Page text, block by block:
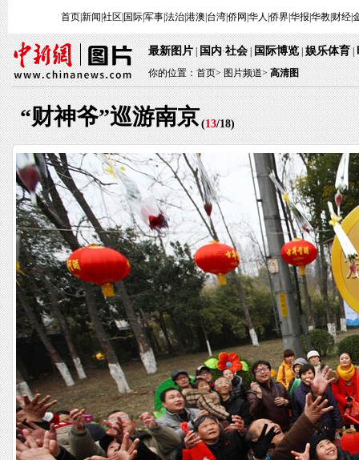
首页|新闻 社区 国际|军事|法治|港澳 台湾|侨网 华人 侨界|华报 华教| 财经|
最新图片|国内·社会|国际博览|娱乐体育|
你的位置：首页>图片频道> 高清图
“财神爷”巡游南京(13/18)